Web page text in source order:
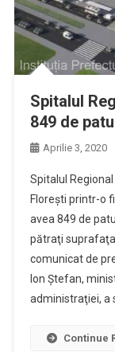
Spitalul
849 de
Aprilie 3, 2020
Spitalul
Floreşti printr-o
avea 849 de
pătraţi
comunicat de
Ion Ştefan,
administraţiei, a
Continue